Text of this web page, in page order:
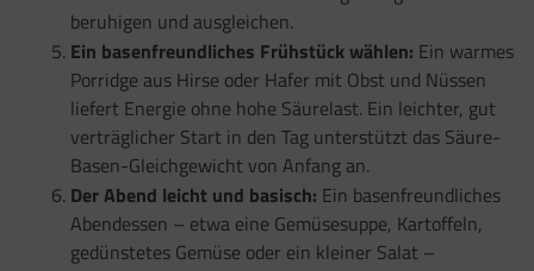
beruhigen und ausgleichen.
Ein basenfreundliches Frühstück wählen: Ein warmes
Porridge aus Hirse oder Hafer mit Obst und Nüssen
liefert Energie ohne hohe Säurelast. Ein leichter, gut
verträglicher Start in den Tag unterstützt das Säure-
Basen-Gleichgewicht von Anfang an.
Der Abend leicht und basisch: Ein basenfreundliches
Abendessen – etwa eine Gemüsesuppe, Kartoffeln,
gedünstetes Gemüse oder ein kleiner Salat –